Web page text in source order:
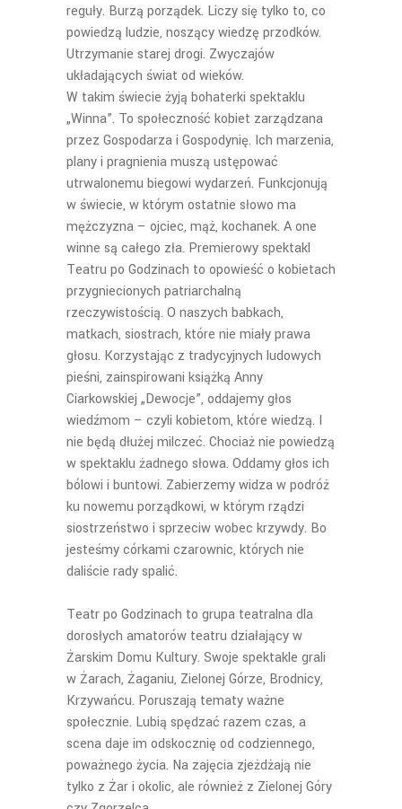
reguły. Burzą porządek. Liczy się tylko to, co
powiedzą ludzie, noszący wiedzę przodków.
Utrzymanie starej drogi. Zwyczajów
układających świat od wieków.
W takim świecie żyją bohaterki spektaklu
„Winna”. To społeczność kobiet zarządzana
przez Gospodarza i Gospodynię. Ich marzenia,
plany i pragnienia muszą ustępować
utrwalonemu biegowi wydarzeń. Funkcjonują
w świecie, w którym ostatnie słowo ma
mężczyzna – ojciec, mąż, kochanek. A one
winne są całego zła. Premierowy spektakl
Teatru po Godzinach to opowieść o kobietach
przygniecionych patriarchalną
rzeczywistością. O naszych babkach,
matkach, siostrach, które nie miały prawa
głosu. Korzystając z tradycyjnych ludowych
pieśni, zainspirowani książką Anny
Ciarkowskiej „Dewocje”, oddajemy głos
wiedźmom – czyli kobietom, które wiedzą. I
nie będą dłużej milczeć. Chociaż nie powiedzą
w spektaklu żadnego słowa. Oddamy głos ich
bólowi i buntowi. Zabierzemy widza w podróż
ku nowemu porządkowi, w którym rządzi
siostrzeństwo i sprzeciw wobec krzywdy. Bo
jesteśmy córkami czarownic, których nie
daliście rady spalić.
Teatr po Godzinach to grupa teatralna dla
dorosłych amatorów teatru działający w
Żarskim Domu Kultury. Swoje spektakle grali
w Żarach, Żaganiu, Zielonej Górze, Brodnicy,
Krzywańcu. Poruszają tematy ważne
społecznie. Lubią spędzać razem czas, a
scena daje im odskocznię od codziennego,
poważnego życia. Na zajęcia zjeżdżają nie
tylko z Żar i okolic, ale również z Zielonej Góry